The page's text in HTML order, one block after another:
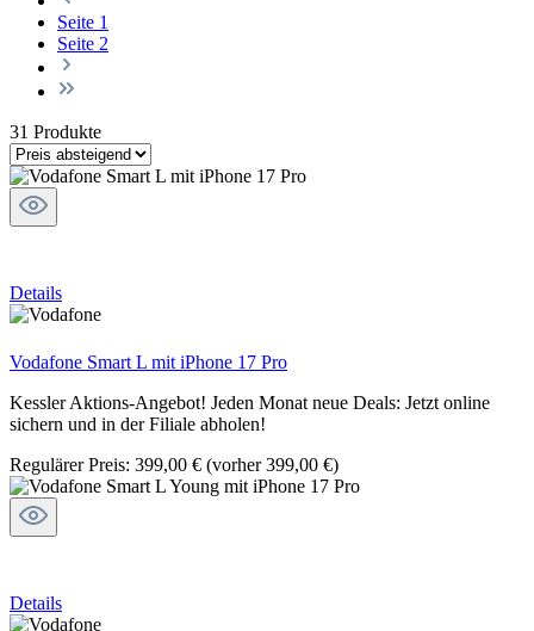
Seite 1
Seite 2
31 Produkte
Details
Vodafone Smart L mit iPhone 17 Pro
Kessler Aktions-Angebot! Jeden Monat neue Deals: Jetzt online
sichern und in der Filiale abholen!
Regulärer Preis: 399,00 € (vorher 399,00 €)
Details